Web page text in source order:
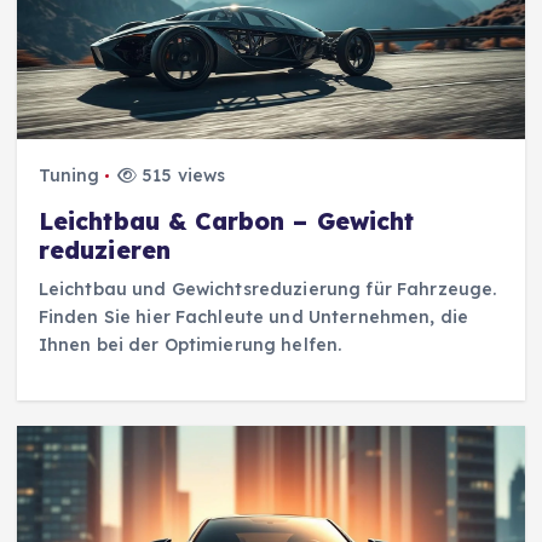
Tuning 515 views
Leichtbau & Carbon – Gewicht
reduzieren
Leichtbau und Gewichtsreduzierung für Fahrzeuge.
Finden Sie hier Fachleute und Unternehmen, die
Ihnen bei der Optimierung helfen.